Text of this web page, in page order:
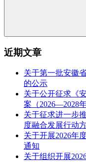
近期文章
关于第一批安徽
的公示
关于公开征求《
案（2026—2028
关于征求进一步
度融合发展行动
关于开展2026年
通知
关于组织开展